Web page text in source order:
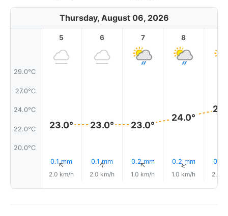
Thursday, August 06, 2026
29.0°C
27.0°C
24.0°C
22.0°C
20.0°C
5
23.0°
0.1 mm
↑
2.0 km/h
6
23.0°
0.1 mm
↑
2.0 km/h
7
23.0°
0.2 mm
↑
1.0 km/h
8
24.0°
0.2 mm
↑
1.0 km/h
0.1
2.0